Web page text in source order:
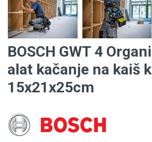
BOSCH GWT 4
alat kačanje na kaiš
15x21x25cm